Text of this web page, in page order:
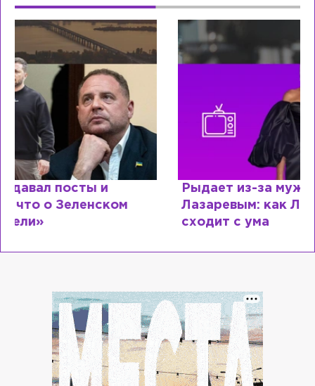
Рыдает из-за мужа, но опять флиртует с
Лазаревым: как Лера Кудрявцева
сходит с ума